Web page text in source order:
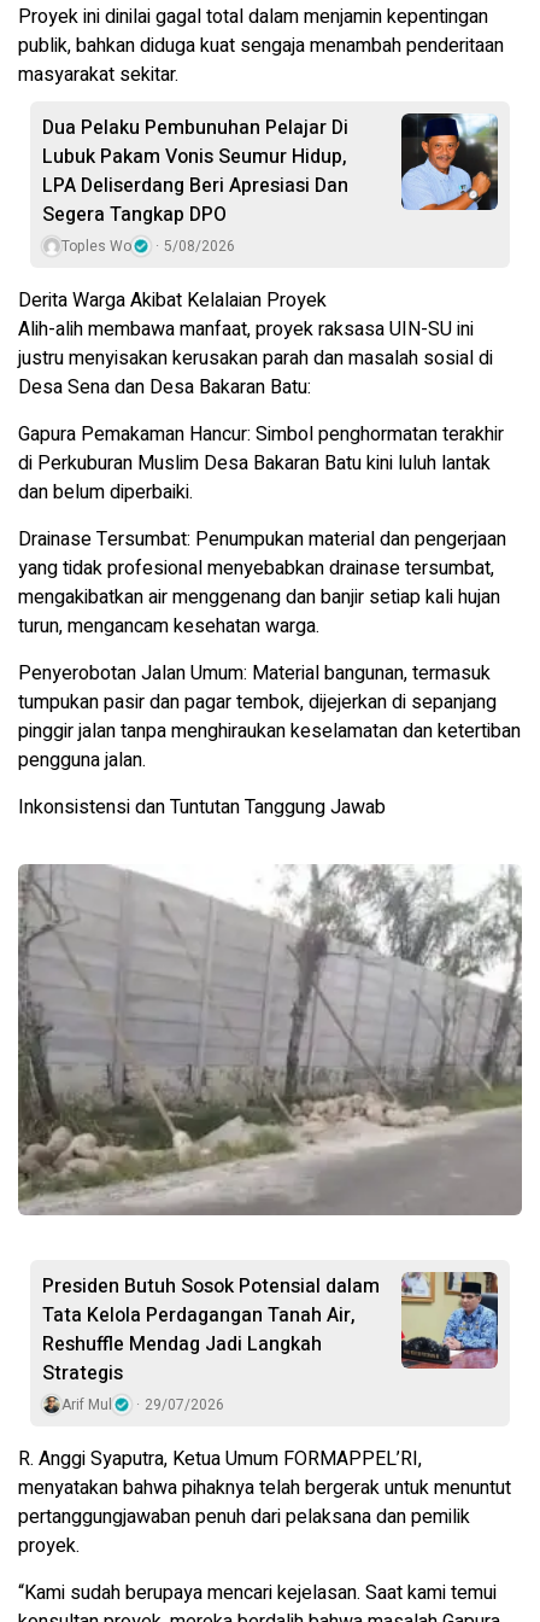
Proyek ini dinilai gagal total dalam menjamin kepentingan
publik, bahkan diduga kuat sengaja menambah penderitaan
masyarakat sekitar.
Dua Pelaku Pembunuhan Pelajar Di
Lubuk Pakam Vonis Seumur Hidup,
LPA Deliserdang Beri Apresiasi Dan
Segera Tangkap DPO
Toples Wo 5/08/2026
Derita Warga Akibat Kelalaian Proyek
Alih-alih membawa manfaat, proyek raksasa UIN-SU ini
justru menyisakan kerusakan parah dan masalah sosial di
Desa Sena dan Desa Bakaran Batu:
Gapura Pemakaman Hancur: Simbol penghormatan terakhir
di Perkuburan Muslim Desa Bakaran Batu kini luluh lantak
dan belum diperbaiki.
Drainase Tersumbat: Penumpukan material dan pengerjaan
yang tidak profesional menyebabkan drainase tersumbat,
mengakibatkan air menggenang dan banjir setiap kali hujan
turun, mengancam kesehatan warga.
Penyerobotan Jalan Umum: Material bangunan, termasuk
tumpukan pasir dan pagar tembok, dijejerkan di sepanjang
pinggir jalan tanpa menghiraukan keselamatan dan ketertiban
pengguna jalan.
Inkonsistensi dan Tuntutan Tanggung Jawab
Presiden Butuh Sosok Potensial dalam
Tata Kelola Perdagangan Tanah Air,
Reshuffle Mendag Jadi Langkah
Strategis
Arif Mul 29/07/2026
R. Anggi Syaputra, Ketua Umum FORMAPPEL’RI,
menyatakan bahwa pihaknya telah bergerak untuk menuntut
pertanggungjawaban penuh dari pelaksana dan pemilik
proyek.
“Kami sudah berupaya mencari kejelasan. Saat kami temui